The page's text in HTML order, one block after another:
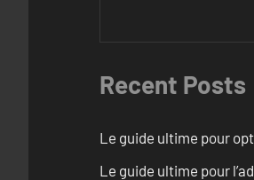
Recent Posts
Le guide ultime pour
Le guide ultime pour